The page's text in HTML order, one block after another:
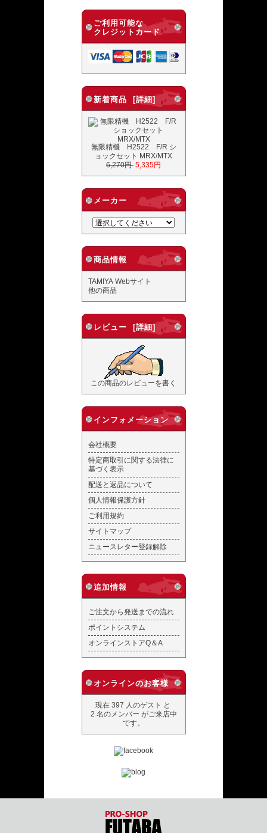
ご利用可能な
クレジットカード
新着商品 [詳細]
無限精機 H2522 F/R シ
ョックセット MRX/MTX
6,270円 5,335円
メーカー
商品情報
TAMIYA Webサイト
他の商品
レビュー [詳細]
この商品のレビューを書く
インフォメーション
会社概要
特定商取引に関する法律に
基づく表示
配送と返品について
個人情報保護方針
ご利用規約
サイトマップ
ニュースレター登録解除
追加情報
ご注文から発送までの流れ
ポイントシステム
オンラインストアQ＆A
オンラインのお客様
現在 397 人のゲスト と
2 名のメンバー がご来店中
です。